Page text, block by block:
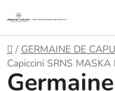
na
obsah
Domů
/ GERMAINE DE
Capiccini SRNS MASKA